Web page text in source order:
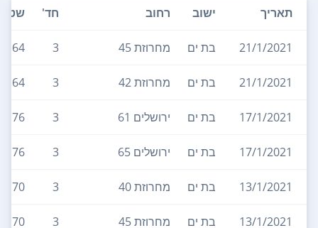
תאריך ישוב רחוב חד' שטח
21/1/2021 בת ים מחרוזת 45 3
64
21/1/2021 בת ים מחרוזת 42 3
64
17/1/2021 בת ים ירושלים 61 3
76
17/1/2021 בת ים ירושלים 65 3
76
13/1/2021 בת ים מחרוזת 40 3
70
13/1/2021 בת ים מחרוזת 45 3
70